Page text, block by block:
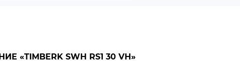
SWH RS1 30 VH»